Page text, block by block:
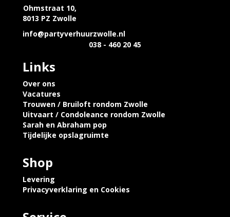
Ohmstraat 10,
8013 PZ Zwolle
info@partyverhuurzwolle.nl
038 - 460 20 45
Links
Over ons
Vacatures
Trouwen / Bruiloft rondom Zwolle
Uitvaart / Condoleance rondom Zwolle
Sarah en Abraham pop
Tijdelijke opslagruimte
Shop
Levering
Privacyverklaring en Cookies